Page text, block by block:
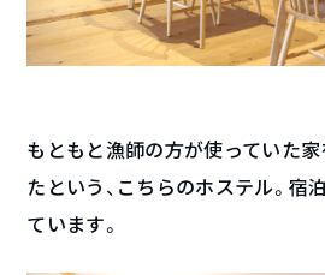
もともと漁師の方が使っていた
たという、こちらのホステル。宿
ています。